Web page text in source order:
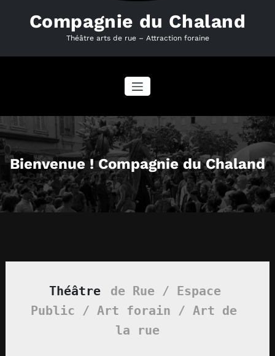
Compagnie du Chaland
Théâtre arts de rue – Attraction foraine
Bienvenue ! Compagnie du Chaland
Théâtre
de Rue / Espace
Public / Art forain / Art de
la rue